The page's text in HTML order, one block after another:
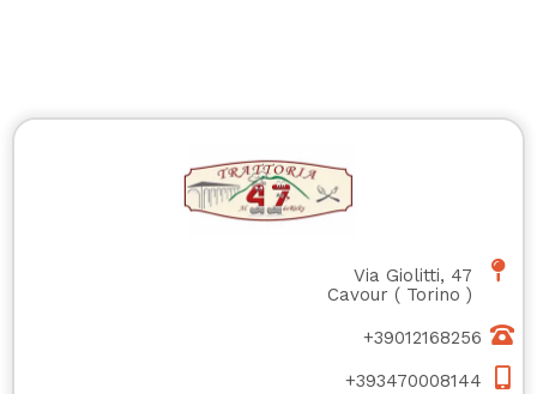
Via Giolitti, 47
Cavour ( Torino )
+39012168256
+393470008144